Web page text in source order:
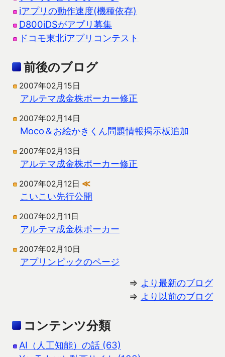
iアプリの動作速度(機種依存)
D800iDSがアプリ募集
ドコモ東北iアプリコンテスト
前後のブログ
2007年02月15日
アルテマ成金株ポーカー修正
2007年02月14日
Moco＆お絵かきくん問題情報掲示板追加
2007年02月13日
アルテマ成金株ポーカー修正
2007年02月12日 ≪
こいこい先行公開
2007年02月11日
アルテマ成金株ポーカー
2007年02月10日
アプリンピックのページ
⇒ より最新のブログ
⇒ より以前のブログ
コンテンツ分類
AI（人工知能）の話 (63)